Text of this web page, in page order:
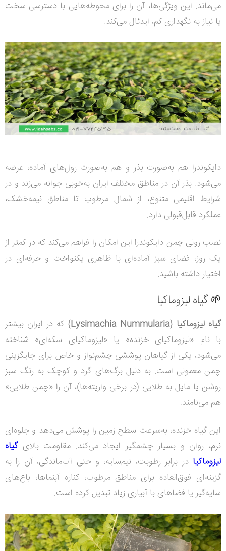
می‌ماند. این ویژگی‌ها، آن را برای محوطه‌هایی با دسترسی سخت
یا نیاز به نگهداری کم، ایدئال می‌کند.
دایکوندرا هم به‌صورت بذر و هم به‌صورت رول‌های آماده، عرضه
می‌شود. بذر آن در مناطق مختلف ایران به‌خوبی جوانه می‌زند و در
شرایط اقلیمی متنوع، از شمال مرطوب تا مناطق نیمه‌خشک،
عملکرد قابل‌قبولی دارد.
نصب رولی چمن دایکوندرا این امکان را فراهم می‌کند که در کمتر از
یک روز، فضای سبز آماده‌ای با ظاهری یکنواخت و حرفه‌ای در
اختیار داشته باشید.
🌱 گیاه لیزوماکیا
گیاه لیزوماکیا {
Lysimachia Nummularia} که در ایران بیشتر
با نام «لیزوماکیای خزنده» یا «لیزوماکیای سکه‌ای» شناخته
می‌شود، یکی از گیاهان پوششی چشم‌نواز و خاص برای جایگزینی
چمن معمولی است. به دلیل برگ‌های گرد و کوچک به رنگ سبز
روشن یا مایل به طلایی (در برخی واریته‌ها)، آن را «چمن طلایی»
هم می‌نامند.
این گیاه خزنده، به‌سرعت سطح زمین را پوشش می‌دهد و جلوه‌ای
نرم، روان و بسیار چشمگیر ایجاد می‌کند. مقاومت بالایگیاه
لیزوماکیا در برابر رطوبت، نیم‌سایه، و حتی آب‌ماندگی، آن را به
گزینه‌ای فوق‌العاده برای مناطق مرطوب، کناره آبنماها، باغ‌های
سایه‌گیر یا فضاهای با آبیاری زیاد تبدیل کرده است.